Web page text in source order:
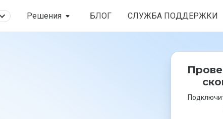
Решения БЛОГ СЛУЖБА ПОДДЕРЖКИ